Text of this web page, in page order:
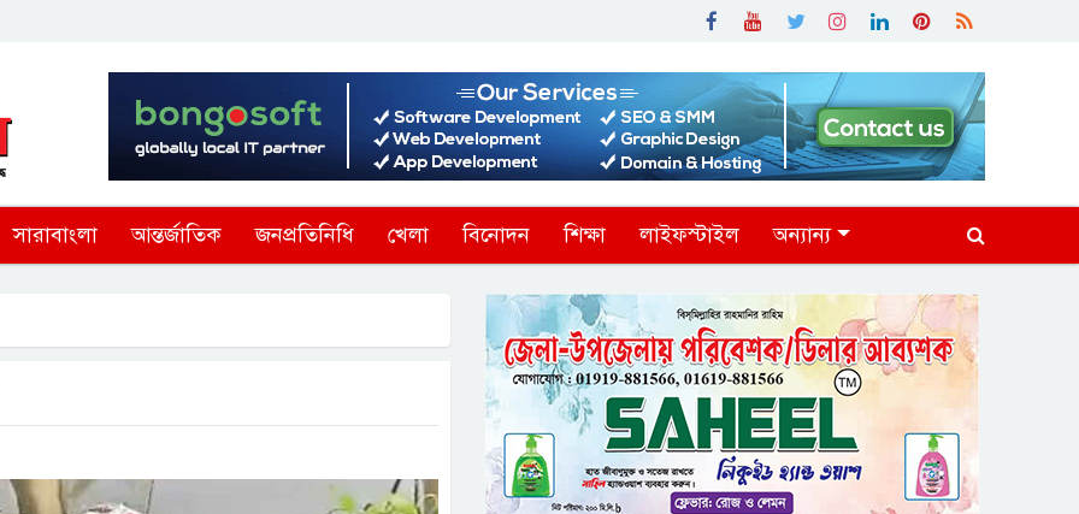
সারাবাংলা আন্তর্জাতিক জনপ্রতিনিধি খেলা বিনোদন শিক্ষা লাইফস্টাইল অন্যান্য